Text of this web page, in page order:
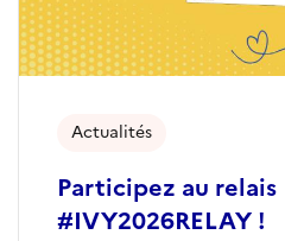
Participez au relais
#IVY2026RELAY !
Actualités